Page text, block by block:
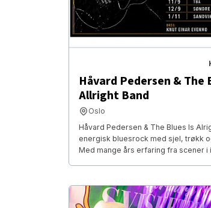
Håvard Pedersen & The
Allright Band
Oslo
Håvard Pedersen & The Blues Is
energisk bluesrock med sjel, trøkk
Med mange års erfaring fra scener i